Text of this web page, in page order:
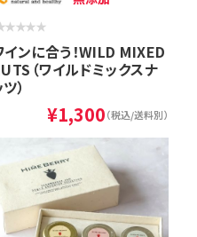
インに合う！WILD MIXED
（ワイルドミックスナ
）
¥1,300（税込/送料別）